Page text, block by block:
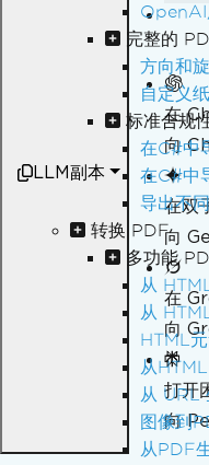
OpenAI
完整的
方向和
自定义
标准合规
在C#中
在C#中
导出不
转换 PDF
多功能
从
从
HTML
从
从 URL
图像到
从PDF
LLM副本
在
向
在双
向
在
向
打开
向